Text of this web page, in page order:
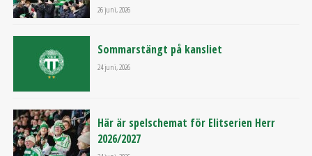
26 juni, 2026
Sommarstängt på kansliet
24 juni, 2026
Här är spelschemat för Elitserien Herr
2026/2027